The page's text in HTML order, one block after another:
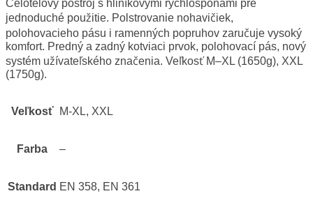
Celotelový postroj s hliníkovými rýchlosponami pre
jednoduché použitie. Polstrovanie nohavičiek,
polohovacieho pásu i ramenných popruhov zaručuje vysoký
komfort. Predný a zadný kotviaci prvok, polohovací pás, nový
systém užívateľského značenia. Veľkosť M–XL (1650g), XXL
(1750g).
Veľkosť M-XL, XXL
Farba –
Standard EN 358, EN 361